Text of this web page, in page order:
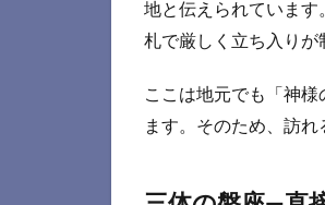
地と伝えられていま
札で厳しく立ち入りが
ここは地元でも「神
ます。そのため、訪